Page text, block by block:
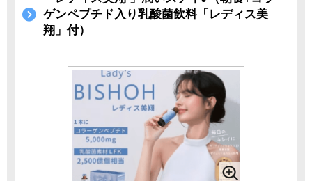
ゲンペプチド入り乳酸菌飲料「レディス美
翔」付）